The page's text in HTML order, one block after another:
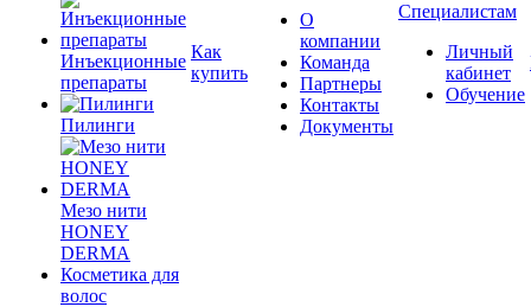
Инъекционные
препараты
Пилинги
Мезо нити
HONEY
DERMA
Косметика для
волос
Как
купить
О
компании
Команда
Партнеры
Контакты
Документы
Специалистам
Личный
кабинет
Обучение